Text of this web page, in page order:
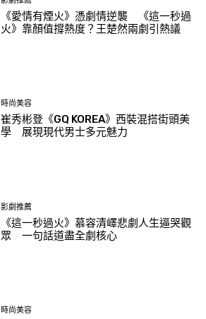
《愛情有煙火》憑劇情逆襲 《這一秒過
火》靠顏值撐熱度？王楚然兩劇引熱議
時尚美容
崔秀彬登《GQ KOREA》西裝混搭街頭美
學 展現現代男士多元魅力
影劇推薦
《這一秒過火》慕容清嶧悲劇人生逼哭觀
眾 一句話道盡全劇核心
時尚美容